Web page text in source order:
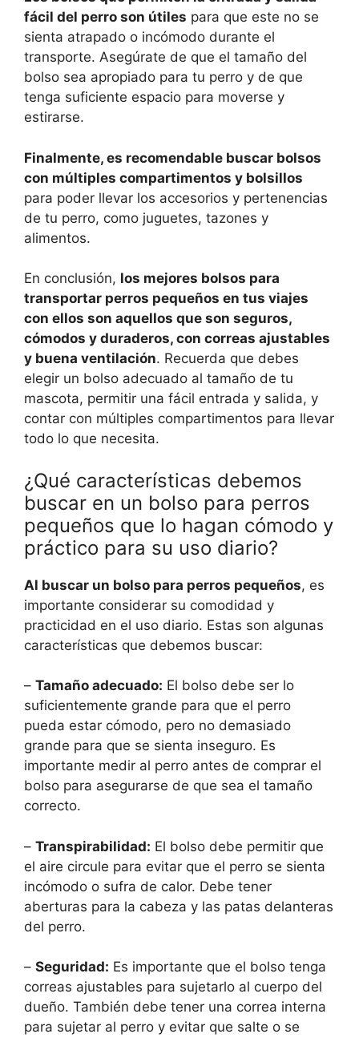
fácil del perro son útiles para que este no se
sienta atrapado o incómodo durante el
transporte. Asegúrate de que el tamaño del
bolso sea apropiado para tu perro y de que
tenga suficiente espacio para moverse y
estirarse.
Finalmente, es recomendable buscar bolsos
con múltiples compartimentos y bolsillos
para poder llevar los accesorios y pertenencias
de tu perro, como juguetes, tazones y
alimentos.
En conclusión, los mejores bolsos para
transportar perros pequeños en tus viajes
con ellos son aquellos que son seguros,
cómodos y duraderos, con correas ajustables
y buena ventilación. Recuerda que debes
elegir un bolso adecuado al tamaño de tu
mascota, permitir una fácil entrada y salida, y
contar con múltiples compartimentos para llevar
todo lo que necesita.
¿Qué características debemos
buscar en un bolso para perros
pequeños que lo hagan cómodo y
práctico para su uso diario?
Al buscar un bolso para perros pequeños, es
importante considerar su comodidad y
practicidad en el uso diario. Estas son algunas
características que debemos buscar:
– Tamaño adecuado: El bolso debe ser lo
suficientemente grande para que el perro
pueda estar cómodo, pero no demasiado
grande para que se sienta inseguro. Es
importante medir al perro antes de comprar el
bolso para asegurarse de que sea el tamaño
correcto.
– Transpirabilidad: El bolso debe permitir que
el aire circule para evitar que el perro se sienta
incómodo o sufra de calor. Debe tener
aberturas para la cabeza y las patas delanteras
del perro.
– Seguridad: Es importante que el bolso tenga
correas ajustables para sujetarlo al cuerpo del
dueño. También debe tener una correa interna
para sujetar al perro y evitar que salte o se